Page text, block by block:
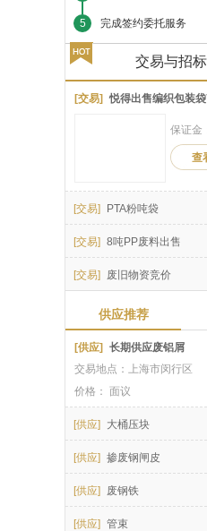
5 完成签约委托服务
交易与招
[交易] 悦得出售编织包装
保证金
查
[交易] PTA粉吨袋
[交易] 8吨PP废料出售
[交易] 废旧物资竞价
供应推荐
[供应]
长期供应废铝屑
交易地点：上海市闵行区
价格： 面议
[供应] 大桶压块
[供应] 掺废钢闸皮
[供应] 废钢铁
[供应] 管束